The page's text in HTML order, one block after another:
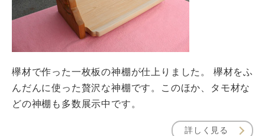
欅材で作った一枚板の神棚が仕上りました。 欅材をふ
んだんに使った贅沢な神棚です。このほか、タモ材な
どの神棚も多数展示中です。
詳しく見る